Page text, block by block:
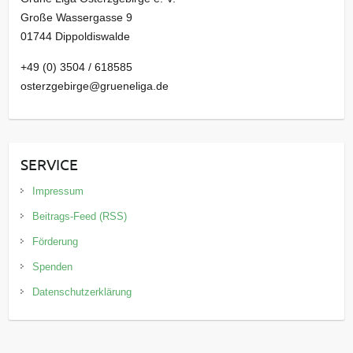
Große Wassergasse 9
01744 Dippoldiswalde
+49 (0) 3504 / 618585
osterzgebirge@grueneliga.de
SERVICE
Impressum
Beitrags-Feed (RSS)
Förderung
Spenden
Datenschutzerklärung